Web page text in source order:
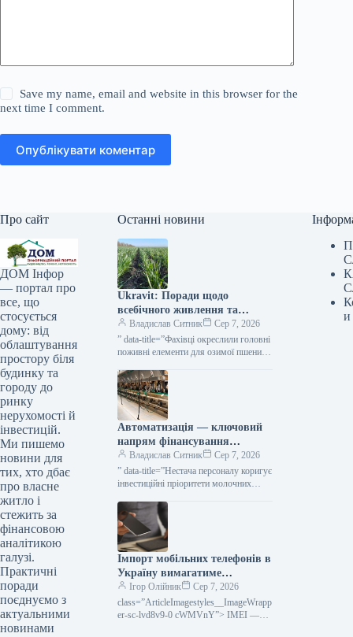
Save my name, email and website in this browser for the
next time I comment.
Опублікувати коментар
Про сайт
ДОМ Інфор
— портал про
все, що
стосується
дому: від
облаштування
простору біля
будинку та
городу до
ринку
нерухомості й
інвестицій.
Ми пишемо
новини для
тих, хто дбає
про власне
житло і
стежить за
фінансовою
аналітикою
галузі.
Практичні
поради
поєднуємо з
актуальними
новинами
Останні новини
Ukravit: Поради щодо
всебічного живлення та
захисту озимої пшениці від
KURKUL
Владислав Ситник
Сер 7, 2026
” data-title=”Фахівці окреслили головні
поживні елементи для озимої пшениці
Автоматизація — ключовий
напрям фінансування
молочних ферм від Credit
Agricole — КУРКУЛЬ
Владислав Ситник
Сер 7, 2026
” data-title=”Нестача персоналу коригує
інвестиційні пріоритети молочних
Імпорт мобільних телефонів в
Україну вимагатиме
обов’язкового декларування
IMEI
Ігор Олійник
Сер 7, 2026
class=”ArticleImagestyles__ImageWrapp
er-sc-lvd8v9-0 cWMVnY”> IMEI —
и